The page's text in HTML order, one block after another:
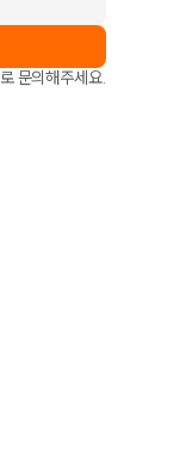
로 문의해주세요.